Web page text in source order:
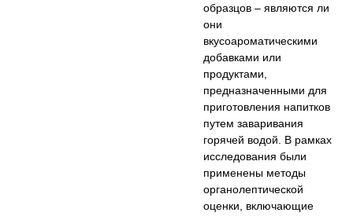
образцов – являются ли
они
вкусоароматическими
добавками или
продуктами,
предназначенными для
приготовления напитков
путем заваривания
горячей водой. В рамках
исследования были
применены методы
органолептической
оценки, включающие